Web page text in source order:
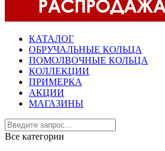
КАТАЛОГ
ОБРУЧАЛЬНЫЕ КОЛЬЦА
ПОМОЛВОЧНЫЕ КОЛЬЦА
КОЛЛЕКЦИИ
ПРИМЕРКА
АКЦИИ
МАГАЗИНЫ
Все категории